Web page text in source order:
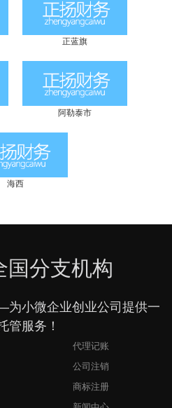
正蓝旗
阿勒泰市
海西
国分支机构
为小微企业创业公司提供一
管服务！
代理记账
公司注销
商标注册